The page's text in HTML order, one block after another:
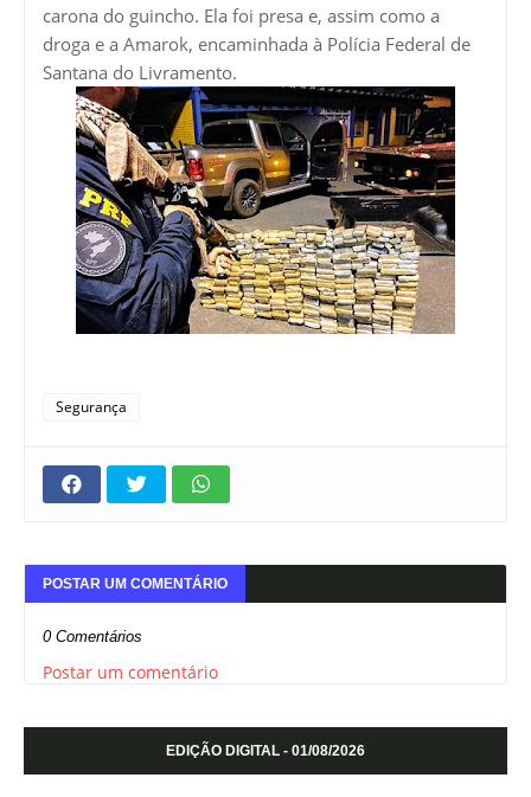
carona do guincho. Ela foi presa e, assim como a
droga e a Amarok, encaminhada à Polícia Federal de
Santana do Livramento.
Segurança
POSTAR UM COMENTÁRIO
0 Comentários
Postar um comentário
EDIÇÃO DIGITAL - 01/08/2026